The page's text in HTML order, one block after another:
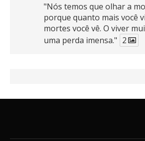
"Nós temos que olhar a
porque quanto mais você
mortes você vê. O viver
uma perda imensa." 2
16 389 X